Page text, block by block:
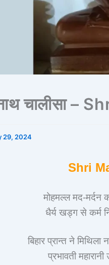
चालीसा –
29, 2024
Shri
मोहमल्ल मद-मर्दन
धैर्य खड्ग से कर्म
बिहार प्रान्त ने
प्रभावती